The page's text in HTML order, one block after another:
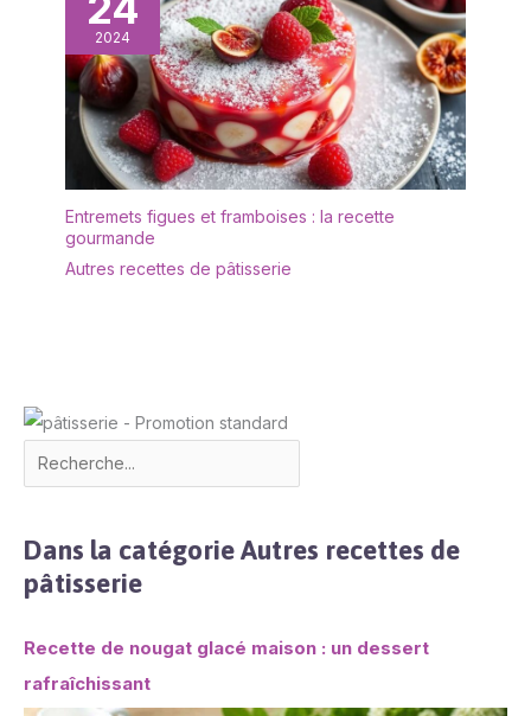
2024
Entremets figues et framboises : la recette
gourmande
Autres recettes de pâtisserie
Dans la catégorie Autres recettes de
pâtisserie
Recette de nougat glacé maison : un dessert
rafraîchissant